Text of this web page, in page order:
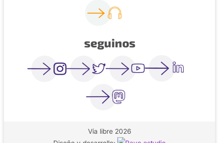
seguinos
Vía libre 2026